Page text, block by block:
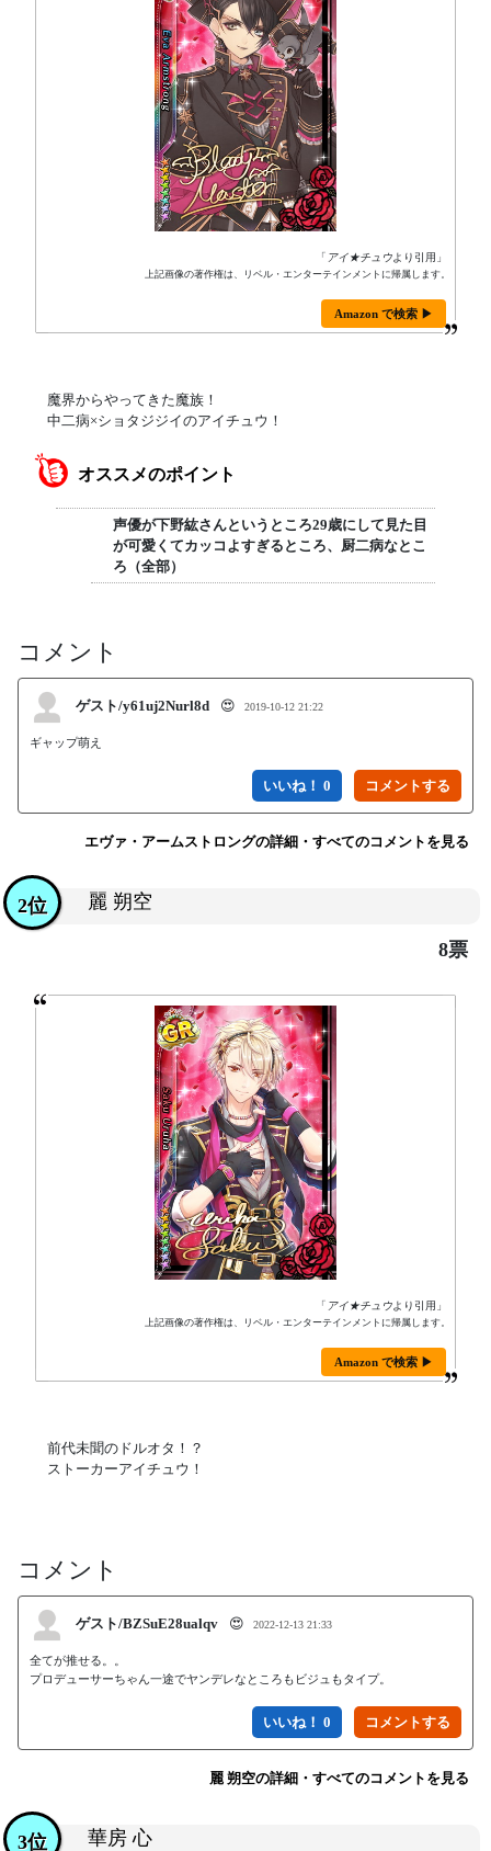
「 アイ★チュウより引用」
上記画像の著作権は、リベル・エンターテインメントに帰属します。
Amazon で検索 ▶
魔界からやってきた魔族！
中二病×ショタジジイのアイチュウ！
オススメのポイント
声優が下野紘さんというところ29歳にして見た目
が可愛くてカッコよすぎるところ、厨二病なとこ
ろ（全部）
コメント
ゲスト/y61uj2Nurl8d 😍 2019-10-12 21:22
ギャップ萌え
いいね！ 0
エヴァ・アームストロングの詳細・すべてのコメントを見る
麗 朔空
2位
8票
「 アイ★チュウより引用」
上記画像の著作権は、リベル・エンターテインメントに帰属します。
Amazon で検索 ▶
前代未聞のドルオタ！？
ストーカーアイチュウ！
コメント
ゲスト/BZSuE28ualqv 😍 2022-12-13 21:33
全てが推せる。。
プロデューサーちゃん一途でヤンデレなところもビジュもタイプ。
いいね！ 0
麗 朔空の詳細・すべてのコメントを見る
華房 心
3位